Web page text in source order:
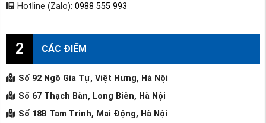
Hotline (Zalo): 0988 555 993
2 CÁC ĐIỂM
Số 92 Ngô Gia Tự, Việt Hưng, Hà Nội
Số 67 Thạch Bàn, Long Biên, Hà Nội
Số 18B Tam Trinh, Mai Động, Hà Nội